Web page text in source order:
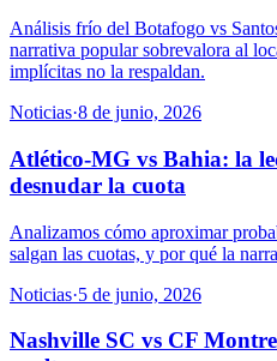
Análisis frío del Botafogo vs
narrativa popular sobrevalora al
implícitas no la respaldan.
Noticias·8 de junio, 2026
Atlético-MG vs Bahia: la
desnudar la cuota
Analizamos cómo aproximar
salgan las cuotas, y por qué la
Noticias·5 de junio, 2026
Nashville SC vs CF